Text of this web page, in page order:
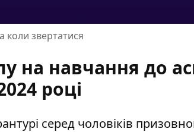
коли звертатися
на навчання до
році
серед чоловіків